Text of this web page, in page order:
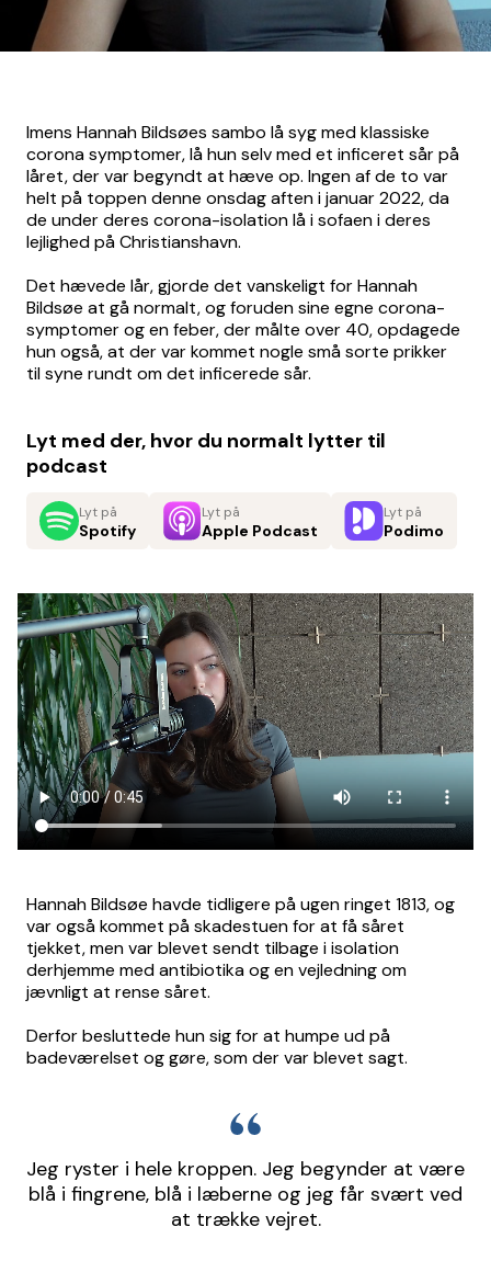
Imens Hannah Bildsøes sambo lå syg med klassiske
corona symptomer, lå hun selv med et inficeret sår på
låret, der var begyndt at hæve op. Ingen af de to var
helt på toppen denne onsdag aften i januar 2022, da
de under deres corona-isolation lå i sofaen i deres
lejlighed på Christianshavn.
Det hævede lår, gjorde det vanskeligt for Hannah
Bildsøe at gå normalt, og foruden sine egne corona-
symptomer og en feber, der målte over 40, opdagede
hun også, at der var kommet nogle små sorte prikker
til syne rundt om det inficerede sår.
Lyt med der, hvor du normalt lytter til
podcast
Lyt på
Spotify
Lyt på
Apple Podcast
Lyt på
Podimo
Hannah Bildsøe havde tidligere på ugen ringet 1813, og
var også kommet på skadestuen for at få såret
tjekket, men var blevet sendt tilbage i isolation
derhjemme med antibiotika og en vejledning om
jævnligt at rense såret.
Derfor besluttede hun sig for at humpe ud på
badeværelset og gøre, som der var blevet sagt.
Jeg ryster i hele kroppen. Jeg begynder at være
blå i fingrene, blå i læberne og jeg får svært ved
at trække vejret.